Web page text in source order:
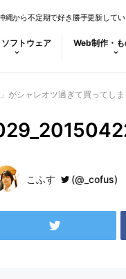
から不定期で好き勝手更新してい
フトウェア Web制作・も
がシャレオツ過ぎて買ってしま
こふす (@_cofus)